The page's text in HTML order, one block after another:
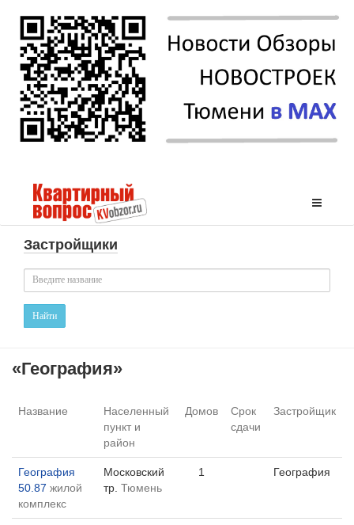
Застройщики
Найти
«География»
Название
Населенный
пункт и
район
Домов
Срок
сдачи
Застройщик
География
50.87 жилой
комплекс
Московский
тр. Тюмень
1 География